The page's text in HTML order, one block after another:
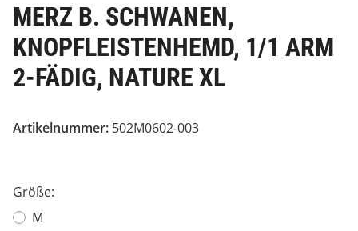
MERZ B. SCHWANEN,
KNOPFLEISTENHEMD, 1/1 ARM
2-FÄDIG, NATURE XL
Artikelnummer: 502M0602-003
Größe:
M